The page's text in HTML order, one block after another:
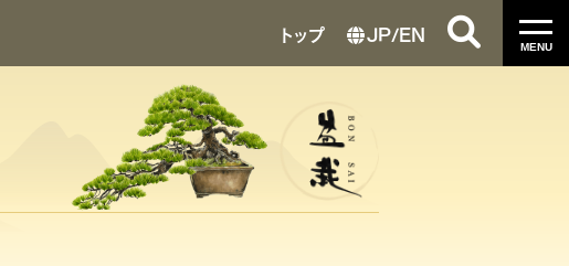
MENU
トップ JP/EN